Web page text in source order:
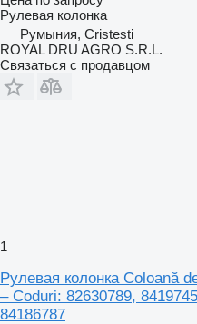
Рулевая колонка
Румыния, Cristesti
ROYAL DRU AGRO S.R.L.
Связаться с продавцом
1
Рулевая колонка Coloană
– Coduri: 82630789,
84186787